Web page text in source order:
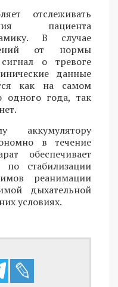
отслеживать
пациента
В случае
от нормы
о тревоге
данные
как на самом
одного года, так
аккумулятору
в течение
обеспечивает
стабилизации
реанимации
дыхательной
условиях.